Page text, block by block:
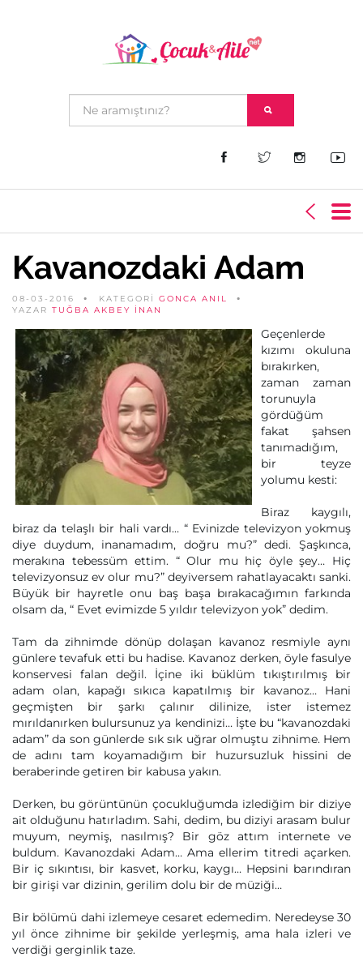
Kavanozdaki Adam
08-03-2016 KATEGORİ GONCA ANIL
YAZAR TUĞBA AKBEY İNAN
Geçenlerde
kızımı okuluna
bırakırken,
zaman zaman
torunuyla
gördüğüm
fakat şahsen
tanımadığım,
bir teyze
yolumu kesti:
Biraz kaygılı,
biraz da telaşlı bir hali vardı… “ Evinizde televizyon yokmuş
diye duydum, inanamadım, doğru mu?” dedi. Şaşkınca,
merakına tebessüm ettim. “ Olur mu hiç öyle şey… Hiç
televizyonsuz ev olur mu?” deyiversem rahatlayacaktı sanki.
Büyük bir hayretle onu baş başa bırakacağımın farkında
olsam da, “ Evet evimizde 5 yıldır televizyon yok” dedim.
Tam da zihnimde dönüp dolaşan kavanoz resmiyle aynı
günlere tevafuk etti bu hadise. Kavanoz derken, öyle fasulye
konservesi falan değil. İçine iki büklüm tıkıştırılmış bir
adam olan, kapağı sıkıca kapatılmış bir kavanoz… Hani
geçmişten bir şarkı çalınır dilinize, ister istemez
mırıldanırken bulursunuz ya kendinizi… İşte bu “kavanozdaki
adam” da son günlerde sık sık uğrar olmuştu zihnime. Hem
de adını tam koyamadığım bir huzursuzluk hissini de
beraberinde getiren bir kabusa yakın.
Derken, bu görüntünün çocukluğumda izlediğim bir diziye
ait olduğunu hatırladım. Sahi, dedim, bu diziyi arasam bulur
muyum, neymiş, nasılmış? Bir göz attım internete ve
buldum. Kavanozdaki Adam… Ama ellerim titredi açarken.
Bir iç sıkıntısı, bir kasvet, korku, kaygı… Hepsini barındıran
bir girişi var dizinin, gerilim dolu bir de müziği…
Bir bölümü dahi izlemeye cesaret edemedim. Neredeyse 30
yıl önce zihnime bir şekilde yerleşmiş, ama hala izleri ve
verdiği gerginlik taze.